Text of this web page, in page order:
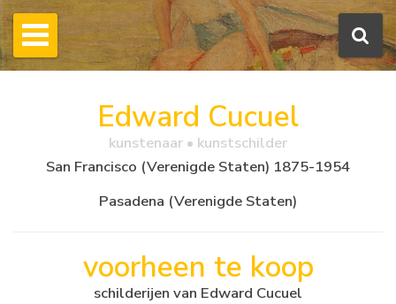
Edward Cucuel
kunstenaar • kunstschilder
San Francisco (Verenigde Staten) 1875-1954
Pasadena (Verenigde Staten)
voorheen te koop
schilderijen van Edward Cucuel